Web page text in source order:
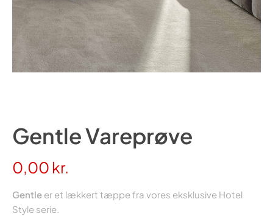
Gentle Vareprøve
0,00 kr.
Gentleer et lækkert tæppe fra vores eksklusive Hotel
Style serie.